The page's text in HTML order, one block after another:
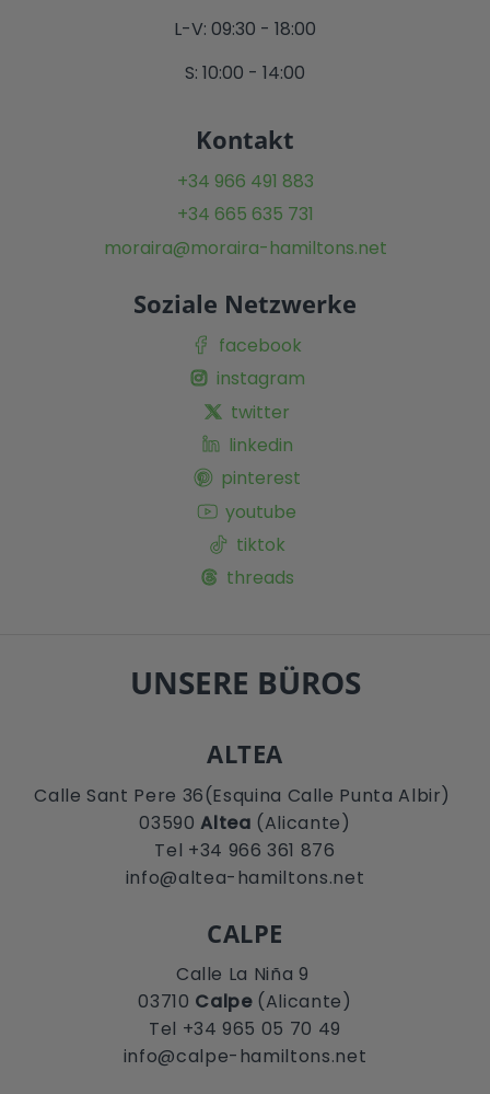
L-V: 09:30 - 18:00
S: 10:00 - 14:00
Kontakt
+34 966 491 883
+34 665 635 731
moraira@moraira-hamiltons.net
Soziale Netzwerke
facebook
instagram
twitter
linkedin
pinterest
youtube
tiktok
threads
UNSERE BÜROS
ALTEA
Calle Sant Pere 36(Esquina Calle Punta Albir)
03590Altea (Alicante)
Tel +34 966 361 876
info@altea-hamiltons.net
CALPE
Calle La Niña 9
03710 Calpe(Alicante)
Tel +34 965 05 70 49
info@calpe-hamiltons.net